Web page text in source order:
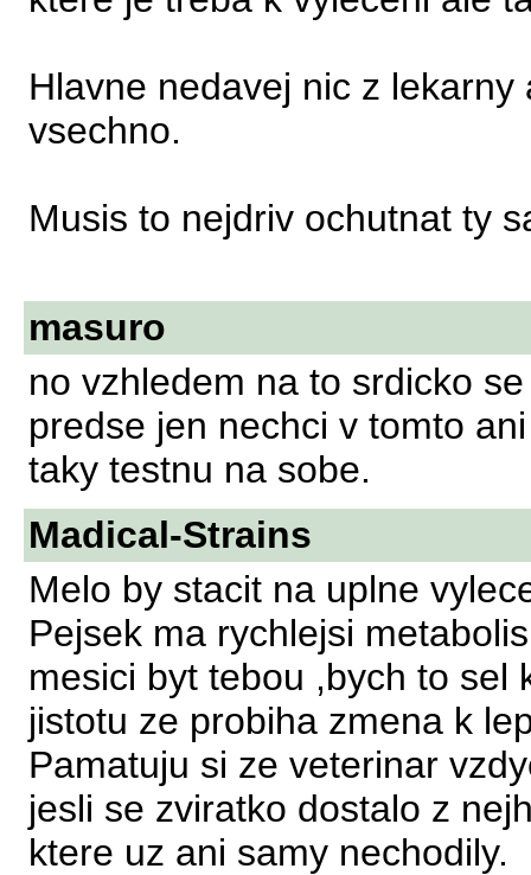
Hlavne nedavej nic z
vsechno.
Musis to nejdriv ochutnat ty
masuro
no vzhledem na to srdicko
predse jen nechci v tomto
taky testnu na sobe.
Madical-Strains
Melo by stacit na uplne
Pejsek ma rychlejsi
mesici byt tebou ,bych to sel
jistotu ze probiha zmena k
Pamatuju si ze veterinar
jesli se zviratko dostalo z
ktere uz ani samy nechodily.